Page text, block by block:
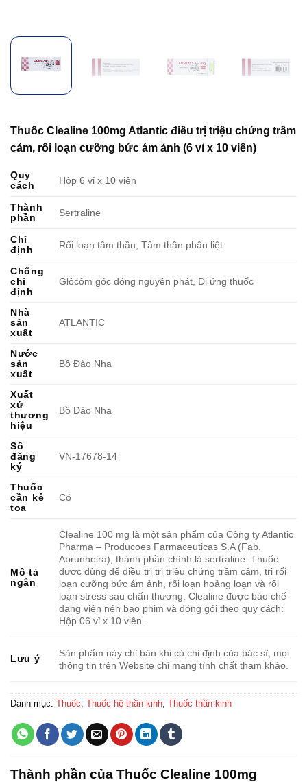
Thuốc Clealine 100mg Atlantic điều trị triệu chứng trầm
cảm, rối loạn cưỡng bức ám ảnh (6 vỉ x 10 viên)
Quy
cách
Hộp 6 vỉ x 10 viên
Thành
phần
Sertraline
Chỉ
định
Rối loạn tâm thần, Tâm thần phân liệt
Chống
chỉ
định
Glôcôm góc đóng nguyên phát, Dị ứng thuốc
Nhà
sản
xuất
ATLANTIC
Nước
sản
xuất
Bồ Đào Nha
Xuất
xứ
thương
hiệu
Bồ Đào Nha
Số
đăng
ký
VN-17678-14
Thuốc
cần kê
toa
Có
Mô tả
ngắn
Clealine 100 mg là một sản phẩm của Công ty Atlantic
Pharma – Producoes Farmaceuticas S.A (Fab.
Abrunheira), thành phần chính là sertraline. Thuốc
được dùng để điều trị trị triệu chứng trầm cảm, trị rối
loạn cưỡng bức ám ảnh, rối loạn hoảng loạn và rối
loạn stress sau chấn thương. Clealine được bào chế
dạng viên nén bao phim và đóng gói theo quy cách:
Hộp 06 vỉ x 10 viên.
Lưu ý
Sản phẩm này chỉ bán khi có chỉ định của bác sĩ, mọi
thông tin trên Website chỉ mang tính chất tham khảo.
Danh mục: Thuốc Thuốc hệ thần kinh Thuốc thần kinh
Thành phần của Thuốc Clealine 100mg